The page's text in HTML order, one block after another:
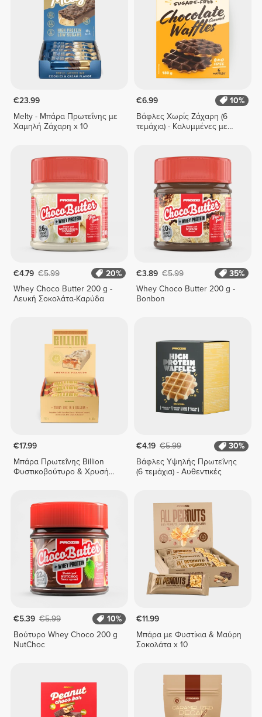
€23.99
Melty - Μπάρα Πρωτεΐνης με
Χαμηλή Ζάχαρη x 10
€6.99
10%
Βάφλες Χωρίς Ζάχαρη (6
τεμάχια) - Καλυμμένες με
€4.79 €5.99
20%
Whey Choco Butter 200 g -
Λευκή Σοκολάτα-Καρύδα
€3.89 €5.99
35%
Whey Choco Butter 200 g -
Bonbon
€17.99
Μπάρα Πρωτεΐνης Billion
Φυστικοβούτυρο & Χρυσή
€4.19 €5.99
30%
Βάφλες Υψηλής Πρωτεΐνης
(6 τεμάχια) - Αυθεντικές
€5.39 €5.99
10%
Βούτυρο Whey Choco 200 g
NutChoc
€11.99
Μπάρα με Φυστίκια & Μαύρη
Σοκολάτα x 10